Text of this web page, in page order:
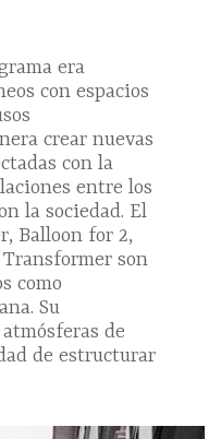
era
con espacios
crear nuevas
con la
entre los
la sociedad. El
Balloon for 2,
son
como
Su
de
de estructurar